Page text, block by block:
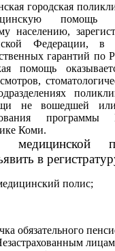
городская
помощь
населению,
Федерации, в
гарантий по
помощь
не вошедшей
программы
Коми.
медицинской
в
полис;
обязательного